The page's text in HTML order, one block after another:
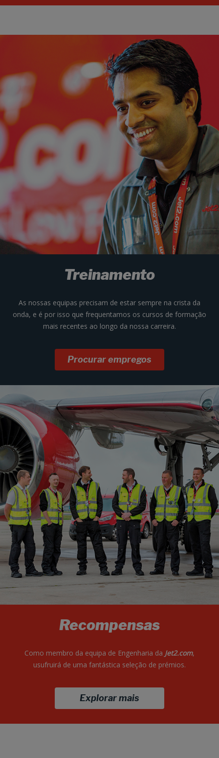
Treinamento
As nossas equipas precisam de estar sempre na crista da
onda, e é por isso que frequentamos os cursos de formação
mais recentes ao longo da nossa carreira.
Procurar empregos
Recompensas
Como membro da equipa de Engenharia da Jet2.com,
usufruirá de uma fantástica seleção de prémios.
Explorar mais